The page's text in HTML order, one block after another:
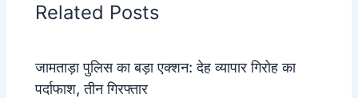
Related Posts
जामताड़ा पुलिस का बड़ा एक्शन: देह व्यापार गिरोह का
पर्दाफाश, तीन गिरफ्तार